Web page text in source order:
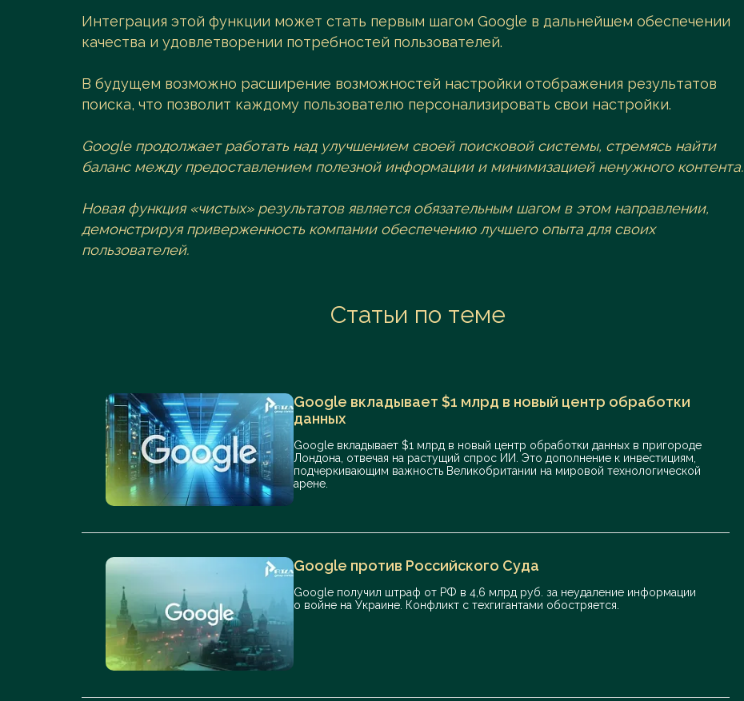
Интеграция этой функции может стать первым шагом Google в дальнейшем обеспечении
качества и удовлетворении потребностей пользователей.
В будущем возможно расширение возможностей настройки отображения результатов
поиска, что позволит каждому пользователю персонализировать свои настройки.
Google продолжает работать над улучшением своей поисковой системы, стремясь найти
баланс между предоставлением полезной информации и минимизацией ненужного контента.
Новая функция «чистых» результатов является обязательным шагом в этом направлении,
демонстрируя приверженность компании обеспечению лучшего опыта для своих
пользователей.
Статьи по теме
Google вкладывает $1 млрд в новый центр обработки
данных
Google вкладывает $1 млрд в новый центр обработки данных в пригороде
Лондона, отвечая на растущий спрос ИИ. Это дополнение к инвестициям,
подчеркивающим важность Великобритании на мировой технологической
арене.
Google против Российского Суда
Google получил штраф от РФ в 4,6 млрд руб. за неудаление информации
о войне на Украине. Конфликт с техгигантами обостряется.